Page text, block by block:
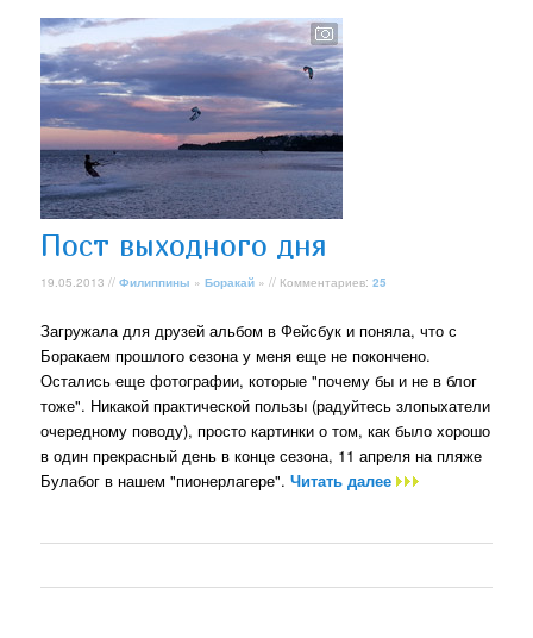
содержимому
содержимому
Пост выходного дня
19.05.2013 //Филиппины »Боракай » // Комментариев:25
Загружала для друзей альбом в Фейсбук и поняла, что с
Боракаем прошлого сезона у меня еще не покончено.
Остались еще фотографии, которые "почему бы и не в блог
тоже". Никакой практической пользы (радуйтесь злопыхатели
очередному поводу), просто картинки о том, как было хорошо
в один прекрасный день в конце сезона, 11 апреля на пляже
Булабог в нашем "пионерлагере".Читать далее